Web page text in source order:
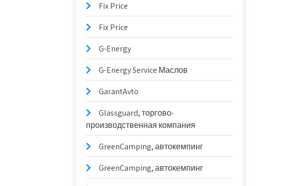
Fix Price
Fix Price
G-Energy
G-Energy Service Маслов
GarantAvto
Glassguard, торгово-
производственная компания
GreenCamping, автокемпинг
GreenCamping, автокемпинг